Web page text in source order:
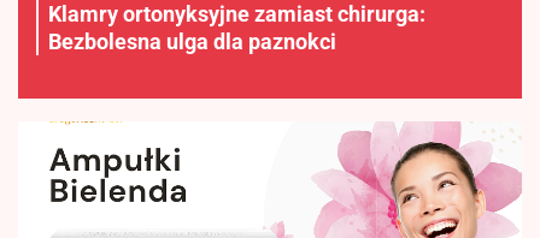
Klamry ortonyksyjne zamiast chirurga:
Bezbolesna ulga dla paznokci